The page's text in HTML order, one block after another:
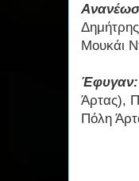
Μουκάι
Έφυγαν:
Άρτας),
Πόλη